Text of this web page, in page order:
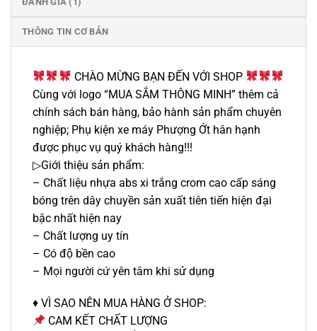
THÔNG TIN CƠ BẢN
CHÀO MỪNG BẠN ĐẾN VỚI SHOP
Cùng với logo “MUA SẮM THÔNG MINH” thêm cả
chính sách bán hàng, bảo hành sản phẩm chuyên
nghiệp; Phụ kiện xe máy Phượng Ớt hân hạnh
được phục vụ quý khách hàng!!!
▷Giới thiệu sản phẩm:
– Chất liệu nhựa abs xi trắng crom cao cấp sáng
bóng trên dây chuyền sản xuất tiên tiến hiện đại
bậc nhất hiện nay
– Chất lượng uy tín
– Có độ bền cao
– Mọi người cứ yên tâm khi sử dụng
♦️ VÌ SAO NÊN MUA HÀNG Ở SHOP:
CAM KẾT CHẤT LƯỢNG